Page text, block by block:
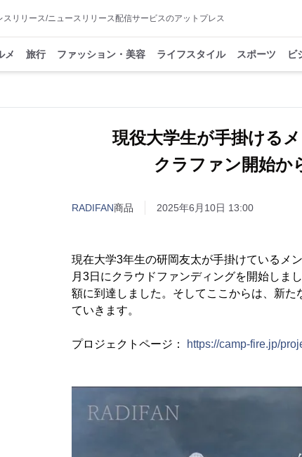
スリリース/ニュースリリース配信サービスのアットプレス
メ 旅行 ファッション・美容 ライフスタイル スポーツ ビ
現役大学生が手掛ける
クラファン開始か
RADIFAN商品 2025年6月10日 13:00
現在大学3年生の研岡友太が手掛けているメ
月3日にクラウドファンディングを開始しま
額に到達しました。そしてここからは、新
ていきます。
プロジェクトページ： https://camp-fire.jp/